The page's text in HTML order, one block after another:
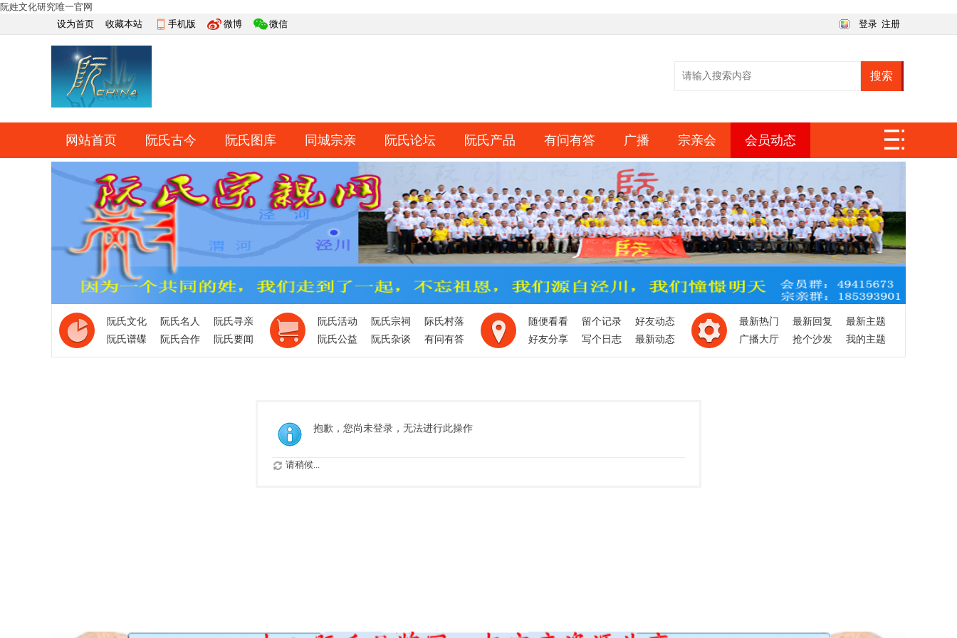
阮姓文化研究唯一官网
设为首页
收藏本站 手机版 微博 微信 登录 注册
搜索
快捷导航
网站首页 阮氏古今 阮氏图库 同城宗亲 阮氏论坛 阮氏产品 有问有答 广播 宗亲会 会员动态
网上祭祀 排行榜 导读 日志
阮氏文化 阮氏名人
阮氏寻亲
阮氏谱碟
阮氏合作 阮氏要闻
阮氏活动 阮氏宗祠
际氏村落
阮氏公益
阮氏杂谈 有问有答
随便看看 留个记录
好友动态
好友分享
写个日志 最新动态
最新热门 最新回复
最新主题
广播大厅
抢个沙发 我的主题
抱歉，您尚未登录，无法进行此操作
请稍候...